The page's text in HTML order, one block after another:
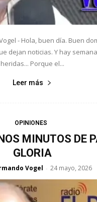
- Hola, buen día. Buen
dejan noticias. Y hay
heridas... Porque el...
Leer más
OPINIONES
MINUTOS DE
GLORIA
Vogel - 24 mayo, 2026